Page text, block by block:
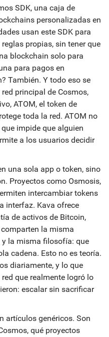
SDK, una caja de
personalizadas en
usan este SDK para
propias, sin tener que
blockchain solo para
para pagos en
También. Y todo eso se
principal de Cosmos,
ATOM, el token de
toda la red. ATOM no
impide que alguien
a los usuarios decidir
una sola app o token, sino
Proyectos como Osmosis,
intercambiar tokens
interfaz. Kava ofrece
de activos de Bitcoin,
la misma
la misma filosofía: que
cadena. Esto no es teoría.
diariamente, y lo que
que realmente logró lo
escalar sin sacrificar
artículos genéricos. Son
qué proyectos